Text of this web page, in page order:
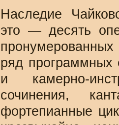
Наследие
это — десять
ряд программных
и камерно-
сочинения,
фортепианные